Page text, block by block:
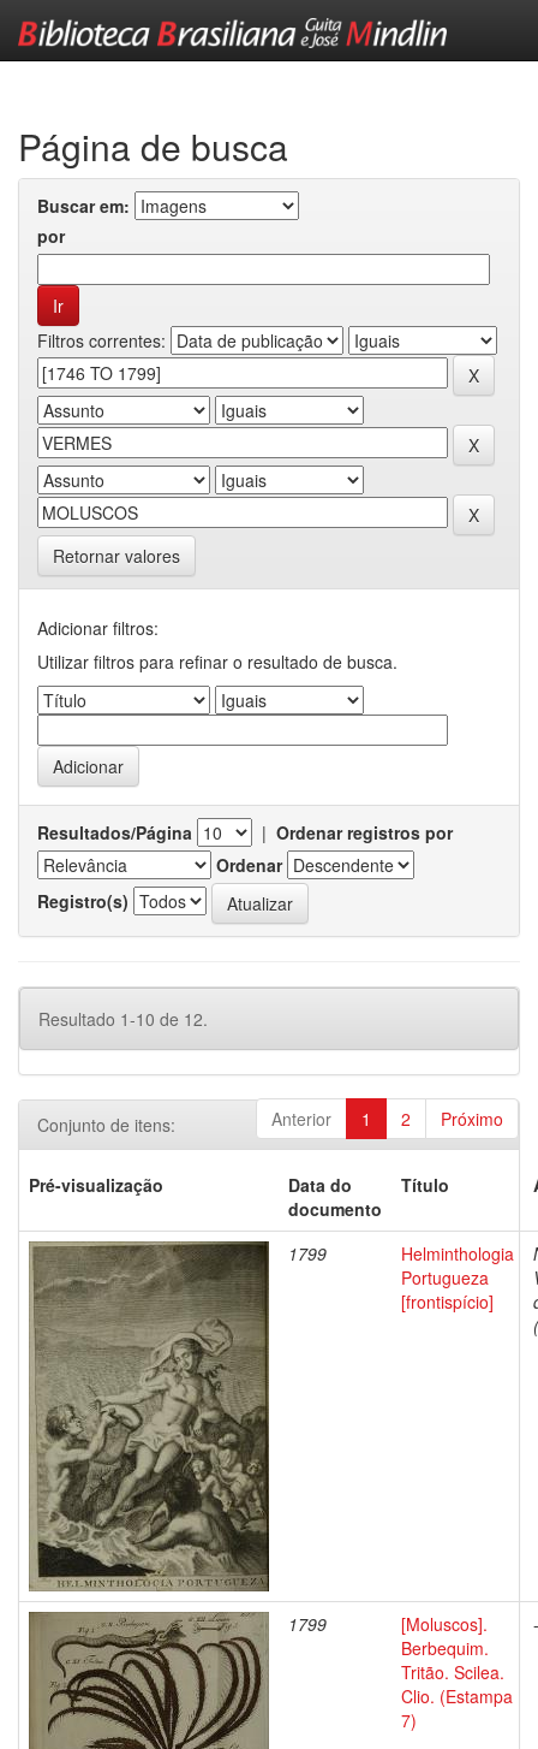
Página de busca
Buscar em:
por
Filtros correntes:
Retornar valores
Adicionar filtros:
Utilizar filtros para refinar o resultado de busca.
Resultados/Página | Ordenar registros por
Ordenar
Registro(s)
Resultado 1-10 de 12.
Anterior 1 2 Próximo
Conjunto de itens:
Pré-visualização
Data do
documento
Título
1799
Helminthologia
Portugueza
[frontispício]
1799
[Moluscos].
Berbequim.
Tritão. Scilea.
Clio. (Estampa
7)
-